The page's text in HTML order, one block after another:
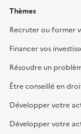
Thèmes
Recruter ou former
Financer vos
Résoudre un
Être conseillé en
Développer votre
Développer votre